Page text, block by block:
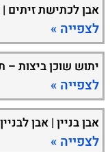
אבן לכתישת
לצפייה »
יתוש שוכן ביצות
לצפייה »
אבן בניין | אבן
לצפייה »